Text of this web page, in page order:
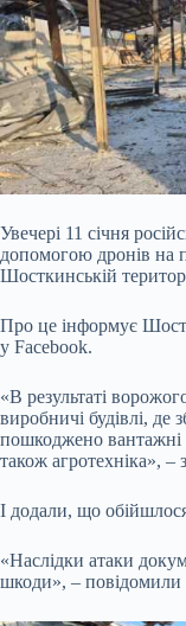
Увечері 11 січня
допомогою дронів на
Шосткинській
Про це інформує
у Facebook.
«В результаті
виробничі будівлі, де
пошкоджено вантажні
також агротехніка», –
І додали, що
«Наслідки атаки
шкоди», – повідомили